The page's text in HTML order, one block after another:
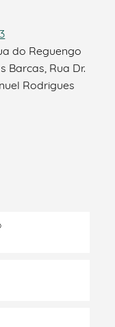
do Reguengo
Barcas, Rua Dr.
Rodrigues